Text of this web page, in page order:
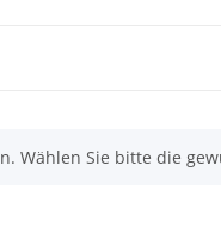
Wählen Sie bitte die